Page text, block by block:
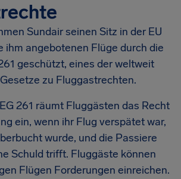
Sundair seinen Sitz in der EU
ihm angebotenen Flüge durch die
geschützt, eines der weltweit
zu Fluggastrechten.
261 räumt Fluggästen das Recht
ein, wenn ihr Flug verspätet war,
wurde, und die Passiere
Schuld trifft. Fluggäste können
Flügen Forderungen einreichen.